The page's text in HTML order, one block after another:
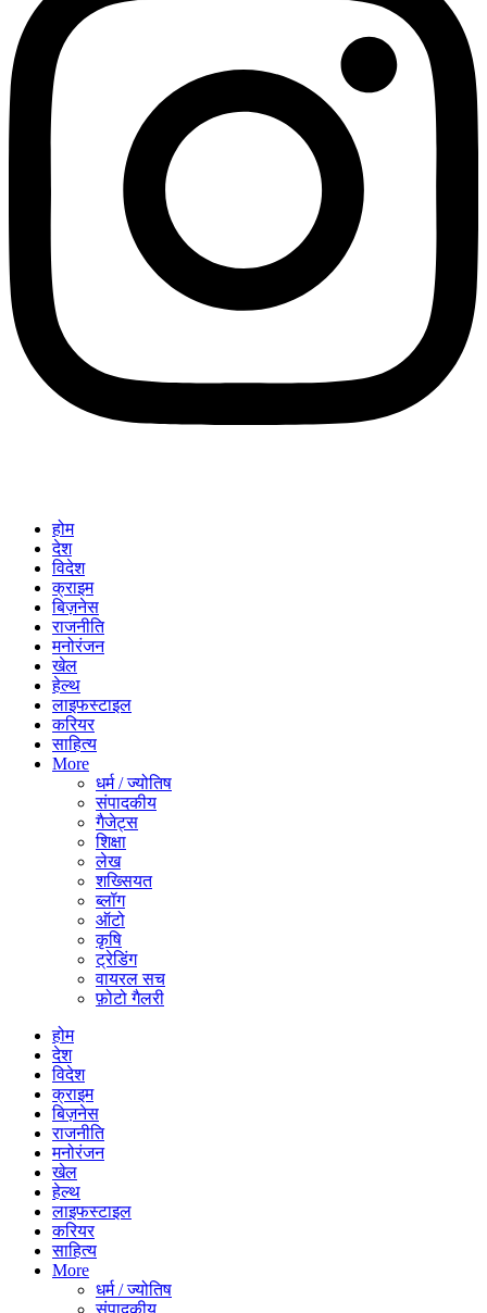
होम
देश
विदेश
क्राइम
बिज़नेस
राजनीति
मनोरंजन
खेल
हेल्थ
लाइफस्टाइल
करियर
साहित्य
More
धर्म / ज्योतिष
संपादकीय
गैजेट्स
शिक्षा
लेख
शख्सियत
ब्लॉग
ऑटो
कृषि
ट्रेडिंग
वायरल सच
फ़ोटो गैलरी
होम
देश
विदेश
क्राइम
बिज़नेस
राजनीति
मनोरंजन
खेल
हेल्थ
लाइफस्टाइल
करियर
साहित्य
More
धर्म / ज्योतिष
संपादकीय